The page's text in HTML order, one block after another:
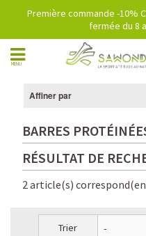
Première commande -10%
fermée du 8
MENU
Affiner par
BARRES
RÉSULTAT DE
2 article(s)
Trier